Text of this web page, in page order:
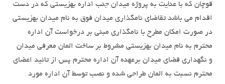
قوچان که با عنایت به پروژه میدان جنب اداره بهزیستی که در دست
اقدام می باشد تقاضای نامگذاری میدان فوق به نام میدان بهزیستی
در صورت امکان مطرح با نامگذاری مبنی بر درخواست آن اداره
محترم به نام میدان بهزیستی مشروط بر ساخت المان معرفی میدان
و نگهداری فضای میدان برعهده آن اداره محترم پس از تائید اعضای
محترم نسبت به المان طراحی شده و نصب توسط آن اداره مورد